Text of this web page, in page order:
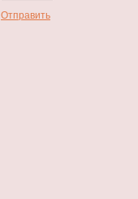
Отправить